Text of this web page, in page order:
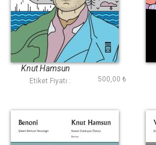
Göçebe
Knut Hamsun
Etiket Fiyatı : 500,00 ₺